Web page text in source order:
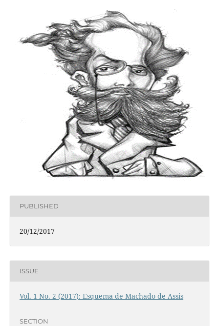
PUBLISHED
20/12/2017
ISSUE
Vol. 1 No. 2 (2017): Esquema de Machado de Assis
SECTION